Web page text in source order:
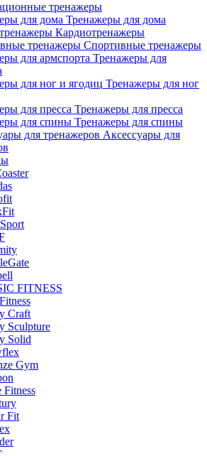
тренажеры
Тренажеры для дома
Кардиотренажеры
Спортивные тренажеры
Тренажеры для
Тренажеры для ног
Тренажеры для пресса
Тренажеры для спины
Аксессуары для
FITNESS
Craft
Sculpture
Solid
Gym
Fitness
Fit